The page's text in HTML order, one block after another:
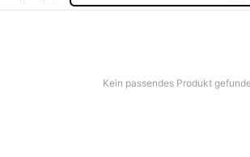
Kein passendes Produkt